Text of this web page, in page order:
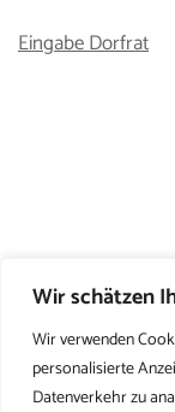
Wir schätzen
Wir verwenden
personalisierte
Datenverkehr zu
Eingabe Dorfrat